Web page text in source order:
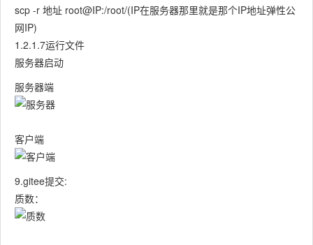
scp -r 地址 root@IP:/root/(IP在服务器那里就是那个IP地址弹性公
网IP)
1.2.1.7运行文件
服务器启动
服务器端
客户端
9.gitee提交:
质数：